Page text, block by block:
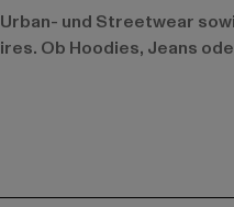
und Streetwear
Ob Hoodies, Jeans